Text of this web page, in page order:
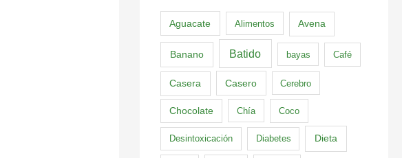
Aguacate Alimentos Avena
Banano Batido bayas Café
Casera Casero Cerebro
Chocolate Chía Coco
Desintoxicación Diabetes Dieta